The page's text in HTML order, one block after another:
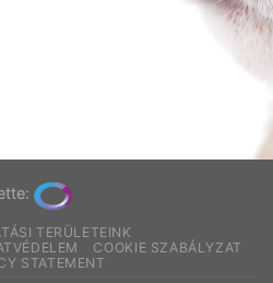
TERÜLETEINK
COOKIE SZABÁLYZAT
STATEMENT